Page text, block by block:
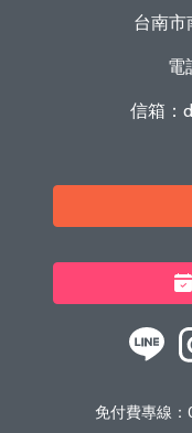
台南
電
信箱：
免付費專線：